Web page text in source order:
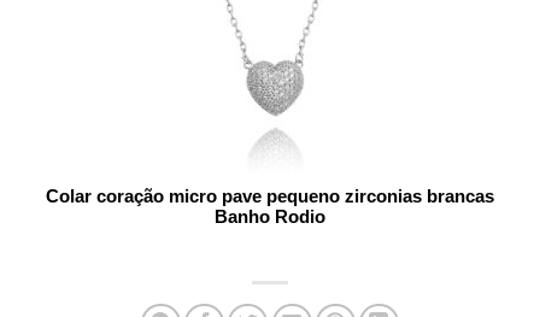
Colar coração micro pave pequeno zirconias brancas
Banho Rodio